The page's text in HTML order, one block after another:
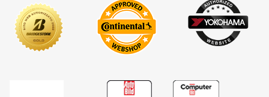
Dimensioni del cerchione in pollici:
7,5x18 - ET 50 -
LK 5x108
Colore:argento cristallo
Ford Puma (J2K) Facelift